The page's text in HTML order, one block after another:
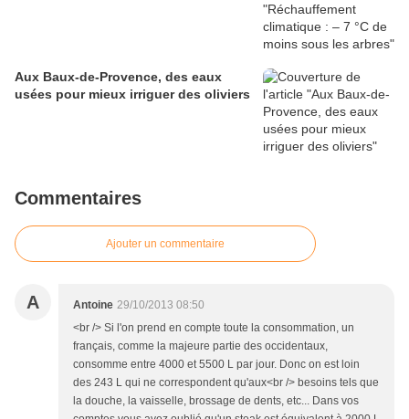
Aux Baux-de-Provence, des eaux
usées pour mieux irriguer des oliviers
Commentaires
Ajouter un commentaire
A Antoine 29/10/2013 08:50
<br /> Si l'on prend en compte toute la consommation, un
français, comme la majeure partie des occidentaux,
consomme entre 4000 et 5500 L par jour. Donc on est loin
des 243 L qui ne correspondent qu'aux<br /> besoins tels que
la douche, la vaisselle, brossage de dents, etc... Dans vos